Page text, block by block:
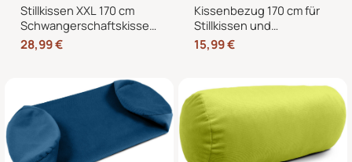
Stillkissen XXL 170 cm
Schwangerschaftskissen
Seitenschläferkissen U-
Form mit abnehmbarem
28,99€
Kissenbezug 170 cm für
Stillkissen und
Seitenschläferkissen –
weicher Ersatzbezug mit
15,99€